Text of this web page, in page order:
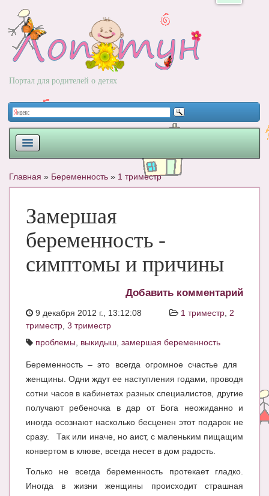
Портал для родителей о детях
НОВОРОЖДЕННЫЙ
РАЗВИТИЕ
ВОПРОС-ОТВЕТ
КНИГИ
Рекомендовано
ПСИХОЛОГИЯ
ЗДОРОВЬЕ
МОДА И КРАСОТА
СООБЩЕСТВА
БЛОГИ
Главная » Беременность » 1 триместр
Замершая
беременность -
симптомы и причины
Добавить комментарий
9 декабря 2012 г., 13:12:08 1 триместр 2
триместр 3 триместр
проблемы
выкидыш замершая беременность
Беременность – это всегда огромное счастье для
женщины. Одни ждут ее наступления годами, проводя
сотни часов в кабинетах разных специалистов, другие
получают ребеночка в дар от Бога неожиданно и
иногда осознают насколько бесценен этот подарок не
сразу. Так или иначе, но аист, с маленьким пищащим
конвертом в клюве, всегда несет в дом радость.
Только не всегда беременность протекает гладко.
Иногда в жизни женщины происходит страшная